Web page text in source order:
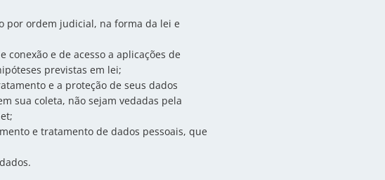
por ordem judicial, na forma da lei e
e de acesso a aplicações de
previstas em lei;
e a proteção de seus dados
sua coleta, não sejam vedadas pela
e tratamento de dados pessoais, que